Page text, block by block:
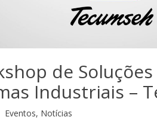
de
Industriais –
Eventos, Notícias